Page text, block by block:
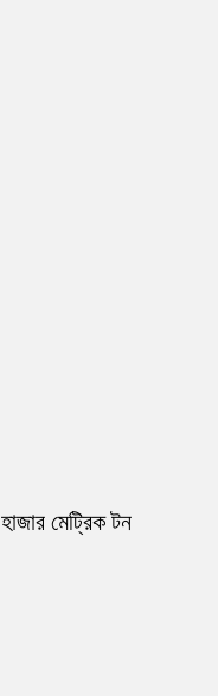
মেট্রিক টন